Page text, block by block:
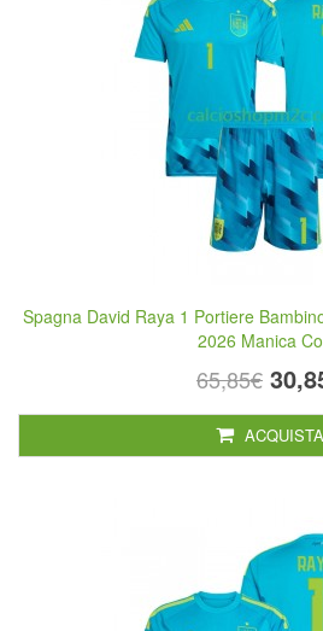
Spagna David Raya 1 Portiere
2026 Manica
65,85€
ACQUISTA